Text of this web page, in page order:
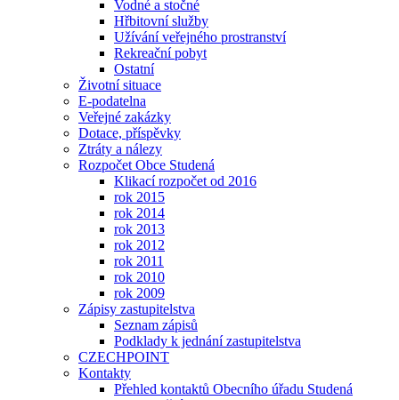
Vodné a stočné
Hřbitovní služby
Užívání veřejného prostranství
Rekreační pobyt
Ostatní
Životní situace
E-podatelna
Veřejné zakázky
Dotace, příspěvky
Ztráty a nálezy
Rozpočet Obce Studená
Klikací rozpočet od 2016
rok 2015
rok 2014
rok 2013
rok 2012
rok 2011
rok 2010
rok 2009
Zápisy zastupitelstva
Seznam zápisů
Podklady k jednání zastupitelstva
CZECHPOINT
Kontakty
Přehled kontaktů Obecního úřadu Studená